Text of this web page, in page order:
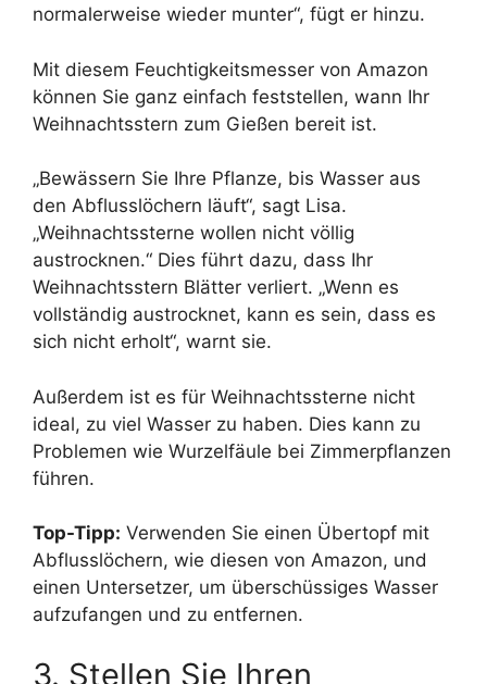
normalerweise wieder munter“, fügt er hinzu.
Mit diesem Feuchtigkeitsmesser von Amazon
können Sie ganz einfach feststellen, wann Ihr
Weihnachtsstern zum Gießen bereit ist.
„Bewässern Sie Ihre Pflanze, bis Wasser aus
den Abflusslöchern läuft“, sagt Lisa.
„Weihnachtssterne wollen nicht völlig
austrocknen.“ Dies führt dazu, dass Ihr
Weihnachtsstern Blätter verliert. „Wenn es
vollständig austrocknet, kann es sein, dass es
sich nicht erholt“, warnt sie.
Außerdem ist es für Weihnachtssterne nicht
ideal, zu viel Wasser zu haben. Dies kann zu
Problemen wie Wurzelfäule bei Zimmerpflanzen
führen.
Top-Tipp: Verwenden Sie einen Übertopf mit
Abflusslöchern, wie diesen von Amazon, und
einen Untersetzer, um überschüssiges Wasser
aufzufangen und zu entfernen.
3. Stellen Sie Ihren